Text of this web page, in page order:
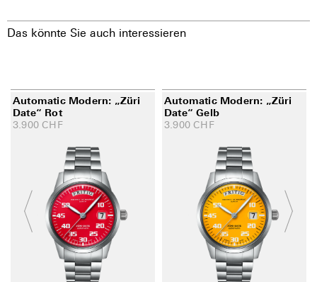
Das könnte Sie auch interessieren
Automatic Modern: „Züri
Date“ Rot
3.900 CHF
Automatic Modern: „Züri
Date“ Gelb
3.900 CHF